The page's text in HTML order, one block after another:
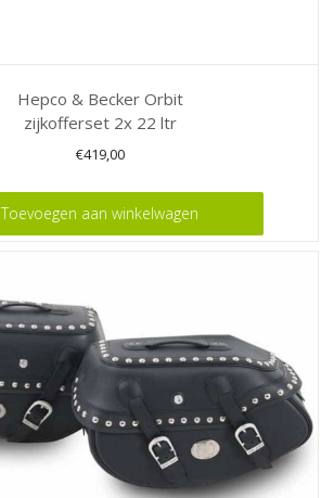
Hepco & Becker Orbit
zijkofferset 2x 22 ltr
€419,00
Toevoegen aan winkelwagen